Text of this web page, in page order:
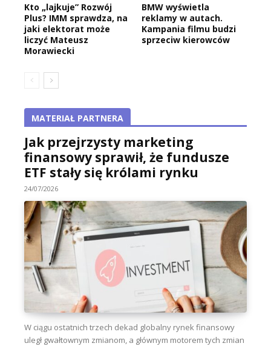
Kto „lajkuje” Rozwój
Plus? IMM sprawdza, na
jaki elektorat może
liczyć Mateusz
Morawiecki
BMW wyświetla
reklamy w autach.
Kampania filmu budzi
sprzeciw kierowców
MATERIAŁ PARTNERA
Jak przejrzysty marketing
finansowy sprawił, że fundusze
ETF stały się królami rynku
24/07/2026
W ciągu ostatnich trzech dekad globalny rynek finansowy
uległ gwałtownym zmianom, a głównym motorem tych zmian